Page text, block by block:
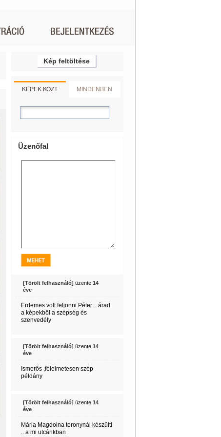
Kép feltöltése
KÉPEK KÖZT MINDENBEN
Üzenőfal
[Törölt felhasználó] üzente 14
éve
Érdemes volt feljönni Péter .. árad
a képekből a szépség és
szenvedély
[Törölt felhasználó] üzente 14
éve
Ismerős ,félelmetesen szép
példány
[Törölt felhasználó] üzente 14
éve
Mária Magdolna toronynál készült!
.. a mi utcánkban